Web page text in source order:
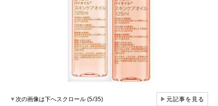
▼次の画像は下へスクロール (5/35) ▶元記事を見る